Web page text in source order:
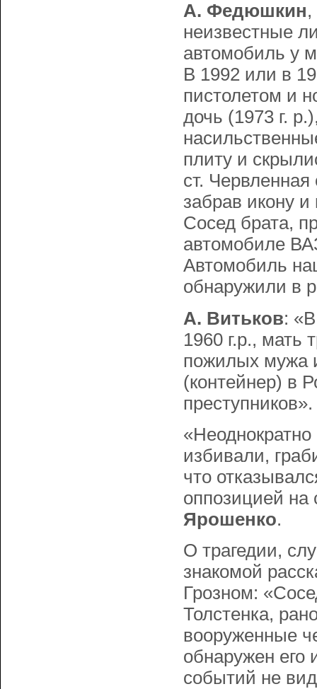
А. Федюшкин,
неизвестные
автомобиль y
В 1992 или в
пистолетом и
дочь (1973 г.
плиту и
ст.
забрав икону
Сосед брата,
автомобиле
Автомобиль
обнаружили в
А. Витьков:
1960 г.p., мать
пожилых мужа
(контейнер) в
преступников».
избивали,
что
оппозицией на
Яpошенко.
О трагедии,
знакомой
Грозном:
Толстенка,
вооруженные
обнаружен его
событий не